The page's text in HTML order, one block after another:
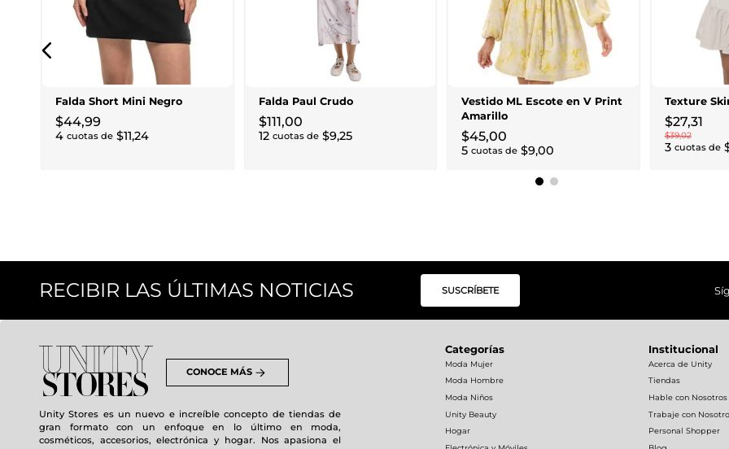
Falda Short Mini Negro
$44,99
4 cuotas de $11,24
Falda Paul Crudo
$111,00
12 cuotas de $9,25
Vestido ML Escote en V Print
Amarillo
$45,00
5 cuotas de $9,00
Texture
$27,31
$39,02
3 cuotas de
RECIBIR LAS ÚLTIMAS NOTICIAS SUSCRÍBETE
CONOCE MÁS
Unity Stores es un nuevo e increíble concepto de tiendas de
gran formato con un enfoque en lo último en moda,
cosméticos, accesorios, electrónica y hogar. Nos apasiona el
Categorías
Moda Mujer
Moda Hombre
Moda Niños
Unity Beauty
Hogar
Institucional
Acerca de Unity
Tiendas
Hable con Nosotros
Trabaje con
Personal Shopper